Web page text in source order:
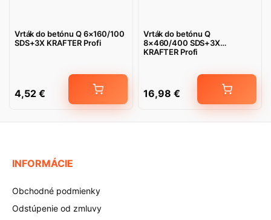
Vrták do betónu Q 6×160/100
SDS+3X KRAFTER Profi
4,52 €
Vrták do betónu Q
8×460/400 SDS+3X
KRAFTER Profi
16,98 €
INFORMÁCIE
Obchodné podmienky
Odstúpenie od zmluvy